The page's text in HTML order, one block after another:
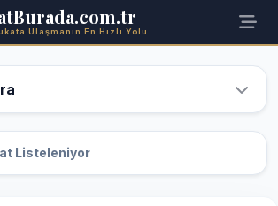
Ulaşmanın En Hızlı Yolu
Listeleniyor